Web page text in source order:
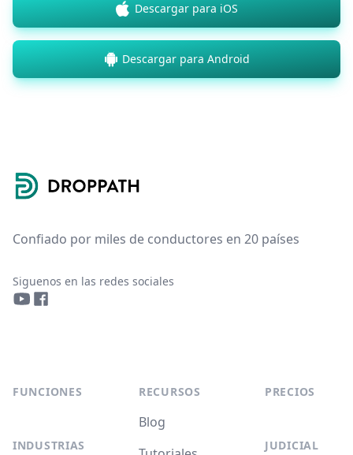
Descargar para iOS
Descargar para Android
Confiado por miles de conductores en 20 países
Siguenos en las redes sociales
FUNCIONES
INDUSTRIAS
RECURSOS
Blog
PRECIOS
JUDICIAL